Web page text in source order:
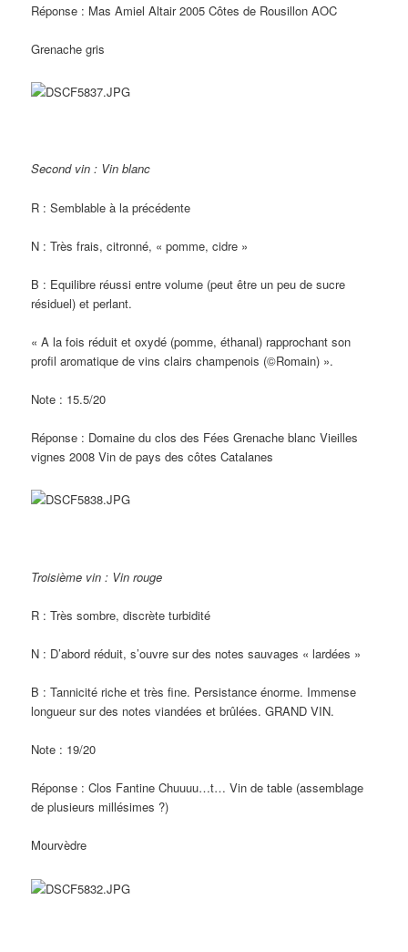
Réponse : Mas Amiel Altair 2005 Côtes de Rousillon AOC
Grenache gris
Second vin : Vin blanc
R : Semblable à la précédente
N : Très frais, citronné, « pomme, cidre »
B : Equilibre réussi entre volume (peut être un peu de sucre
résiduel) et perlant.
« A la fois réduit et oxydé (pomme, éthanal) rapprochant son
profil aromatique de vins clairs champenois (©Romain) ».
Note : 15.5/20
Réponse : Domaine du clos des Fées Grenache blanc Vieilles
vignes 2008 Vin de pays des côtes Catalanes
Troisième vin : Vin rouge
R : Très sombre, discrète turbidité
N : D’abord réduit, s’ouvre sur des notes sauvages « lardées »
B : Tannicité riche et très fine. Persistance énorme. Immense
longueur sur des notes viandées et brûlées. GRAND VIN.
Note : 19/20
Réponse : Clos Fantine Chuuuu…t… Vin de table (assemblage
de plusieurs millésimes ?)
Mourvèdre